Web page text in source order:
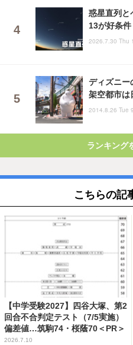
惑星直列
13が好条件
2026.7.30 Thu
ディズニー
架空都市は
2014.8.26 Tue
ランキング
こちらの記
【中学受験2027】四谷大塚、第2
回合不合判定テスト（7/5実施）
偏差値…筑駒74・桜蔭70＜PR＞
2026.7.10